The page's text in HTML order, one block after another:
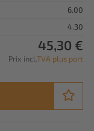
6.00
4.30
45,30 €
Prix incl. TVA plus port